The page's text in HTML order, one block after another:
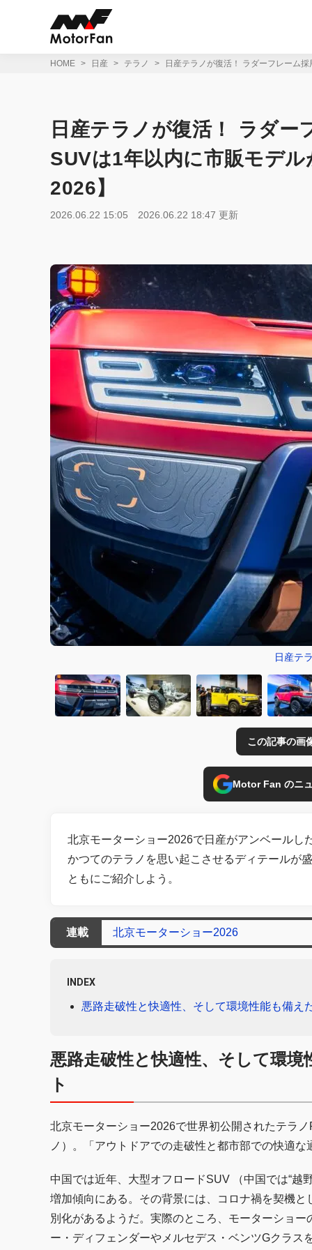
HOME 日産 テラノ 日産テラノが復活！ ラダーフレーム
日産テラノが復活！ ラダー
SUVは1年以内に市販モデ
2026】
2026.06.22 15:05 2026.06.22 18:47 更新
日産テ
この記事の画
Motor Fan のニ
北京モーターショー2026で日産がアンベール
かつてのテラノを思い起こさせるディテールが
ともにご紹介しよう。
連載 北京モーターショー2026
INDEX
悪路走破性と快適性、そして環境性能も備え
悪路走破性と快適性、そして環
ト
北京モーターショー2026で世界初公開されたテラ
ノ）。「アウトドアでの走破性と都市部での快適
中国では近年、大型オフロードSUV （中国では“越
増加傾向にある。その背景には、コロナ禍を契機
別化があるようだ。実際のところ、モーターショ
ー・ディフェンダーやメルセデス・ベンツGクラ